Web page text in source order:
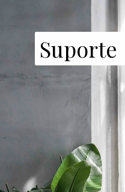
Suporte